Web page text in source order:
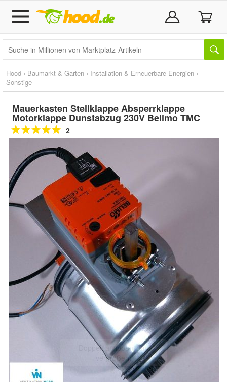
Hood › Baumarkt & Garten › Installation & Erneuerbare Energien ›
Sonstige
Mauerkasten Stellklappe Absperrklappe
Motorklappe Dunstabzug 230V Belimo TMC
2
Doppelt antippen zum
vergrößern